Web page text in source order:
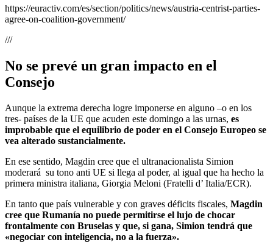
https://euractiv.com/es/section/politics/news/austria-centrist-parties-
agree-on-coalition-government/
///
No se prevé un gran impacto en el
Consejo
Aunque la extrema derecha logre imponerse en alguno –o en los
tres- países de la UE que acuden este domingo a las urnas, es
improbable que el equilibrio de poder en el Consejo Europeo se
vea alterado sustancialmente.
En ese sentido, Magdin cree que el ultranacionalista Simion
moderará su tono anti UE si llega al poder, al igual que ha hecho la
primera ministra italiana, Giorgia Meloni (Fratelli d’ Italia/ECR).
En tanto que país vulnerable y con graves déficits fiscales, Magdin
cree que Rumanía no puede permitirse el lujo de chocar
frontalmente con Bruselas y que, si gana, Simion tendrá que
«negociar con inteligencia, no a la fuerza».